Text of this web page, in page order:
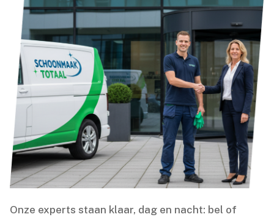
Onze experts staan klaar, dag en nacht: bel of